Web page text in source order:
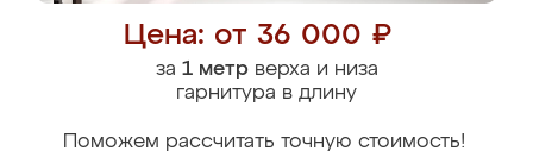
Цена: от 36 000 ₽
за 1 метрверха и низа
гарнитура в длину
Поможем рассчитать точную стоимость!